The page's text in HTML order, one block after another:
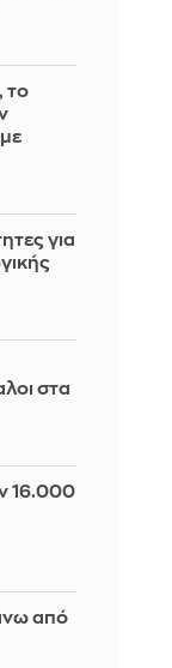
το
για
στα
16.000
από